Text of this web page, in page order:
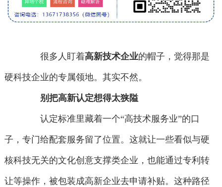
很多人盯着高新技术企业的帽子，觉得那是
硬科技企业的专属领地。其实不然。
别把高新认定想得太狭隘
认定标准里藏着一个“高技术服务业”的口
子，专门给配套服务留了位置。这就让一些看似与硬
核科技无关的文化创意支撑类企业，也能通过专利转
让等操作，被包装成高新企业去申请补贴。这种路径